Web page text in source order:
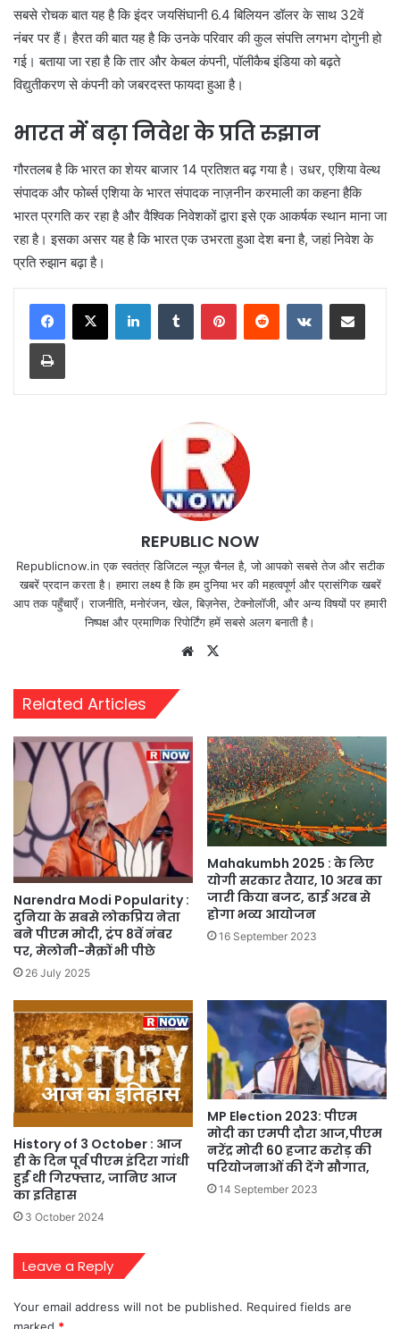
सबसे रोचक बात यह है कि इंदर जयसिंघानी 6.4 बिलियन डॉलर के साथ 32वें
नंबर पर हैं। हैरत की बात यह है कि उनके परिवार की कुल संपत्ति लगभग दोगुनी हो
गई। बताया जा रहा है कि तार और केबल कंपनी, पॉलीकैब इंडिया को बढ़ते
विद्युतीकरण से कंपनी को जबरदस्त फायदा हुआ है।
भारत में बढ़ा निवेश के प्रति रुझान
गौरतलब है कि भारत का शेयर बाजार 14 प्रतिशत बढ़ गया है। उधर, एशिया वेल्थ
संपादक और फोर्ब्स एशिया के भारत संपादक नाज़नीन करमाली का कहना हैकि
भारत प्रगति कर रहा है और वैश्विक निवेशकों द्वारा इसे एक आकर्षक स्थान माना जा
रहा है। इसका असर यह है कि भारत एक उभरता हुआ देश बना है, जहां निवेश के
प्रति रुझान बढ़ा है।
LinkedInTumblr PinterestReddit VKontakteShare via Email
Print
REPUBLIC NOW
Republicnow.in एक स्वतंत्र डिजिटल न्यूज़ चैनल है, जो आपको सबसे तेज और सटीक
खबरें प्रदान करता है। हमारा लक्ष्य है कि हम दुनिया भर की महत्वपूर्ण और प्रासंगिक खबरें
आप तक पहुँचाएँ। राजनीति, मनोरंजन, खेल, बिज़नेस, टेक्नोलॉजी, और अन्य विषयों पर हमारी
निष्पक्ष और प्रमाणिक रिपोर्टिंग हमें सबसे अलग बनाती है।
Website
Related Articles
Narendra Modi Popularity :
दुनिया के सबसे लोकप्रिय नेता
बने पीएम मोदी, ट्रंप 8वें नंबर
पर, मेलोनी-मैक्रों भी पीछे
26 July 2025
Mahakumbh 2025 : के लिए
योगी सरकार तैयार, 10 अरब का
जारी किया बजट, ढाई अरब से
होगा भव्य आयोजन
16 September 2023
History of 3 October : आज
ही के दिन पूर्व पीएम इंदिरा गांधी
हुईं थी गिरफ्तार, जानिए आज
का इतिहास
3 October 2024
MP Election 2023: पीएम
मोदी का एमपी दौरा आज,पीएम
नरेंद्र मोदी 60 हजार करोड़ की
परियोजनाओं की देंगे सौगात,
14 September 2023
Leave a Reply
Your email address will not be published. Required fields are